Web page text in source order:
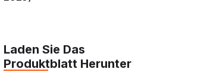
Laden Sie Das
Produktblatt Herunter